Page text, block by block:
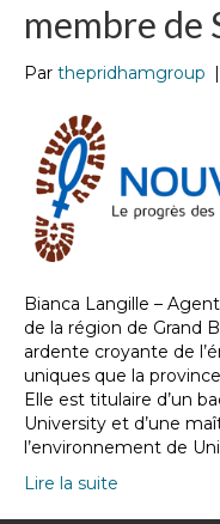
membre de
Par thepridhamgroup |
Bianca Langille –
de la région de Grand
ardente croyante de
uniques que la
Elle est titulaire d’un
University et d’une
l’environnement de
Lire la suite